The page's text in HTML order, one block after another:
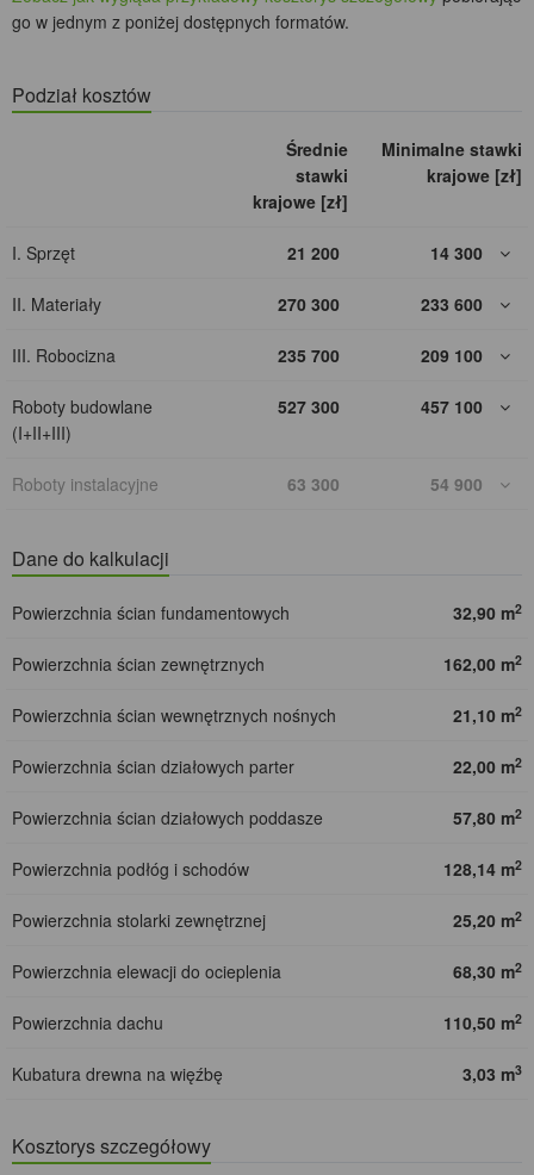
go w jednym z poniżej dostępnych formatów.
Podział kosztów
Średnie
stawki
krajowe [zł]
Minimalne stawki
krajowe [zł]
I. Sprzęt 21 200 14 300
II. Materiały 270 300 233 600
III. Robocizna 235 700 209 100
Roboty budowlane
(I+II+III)
527 300 457 100
Roboty instalacyjne 63 300 54 900
Dane do kalkulacji
Powierzchnia ścian fundamentowych 32,90 m2
Powierzchnia ścian zewnętrznych 162,00 m2
Powierzchnia ścian wewnętrznych nośnych 21,10 m2
Powierzchnia ścian działowych parter 22,00 m2
Powierzchnia ścian działowych poddasze 57,80 m2
Powierzchnia podłóg i schodów 128,14 m2
Powierzchnia stolarki zewnętrznej 25,20 m2
Powierzchnia elewacji do ocieplenia 68,30 m2
Powierzchnia dachu 110,50 m2
Kubatura drewna na więźbę 3,03 m3
Kosztorys szczegółowy